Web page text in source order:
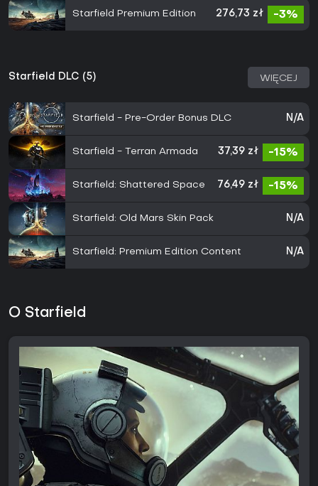
Starfield Premium Edition 276,73 zł -3%
Starfield DLC (5) WIĘCEJ
Starfield - Pre-Order Bonus DLC N/A
Starfield - Terran Armada 37,39 zł -15%
Starfield: Shattered Space 76,49 zł -15%
Starfield: Old Mars Skin Pack N/A
Starfield: Premium Edition Content N/A
O Starfield